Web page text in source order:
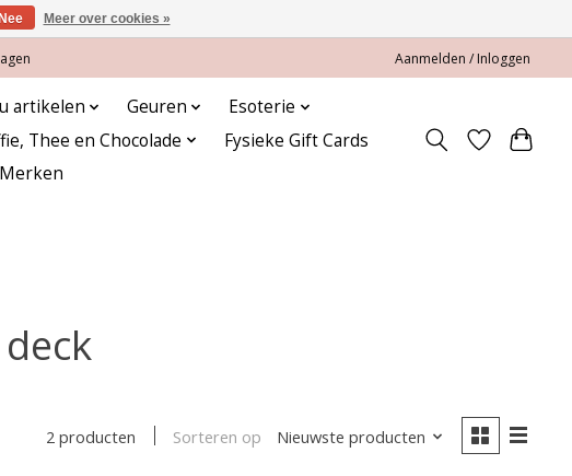
Aanmelden / Inloggen
artikelen Geuren
Esoterie
Thee en Chocolade
Fysieke Gift Cards
Merken
2 producten Sorteren op Nieuwste producten
Nee Meer over cookies »